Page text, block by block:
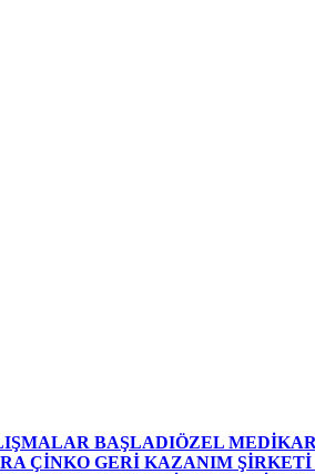
BAŞLADIÖZEL
ÇİNKO GERİ KAZANIM